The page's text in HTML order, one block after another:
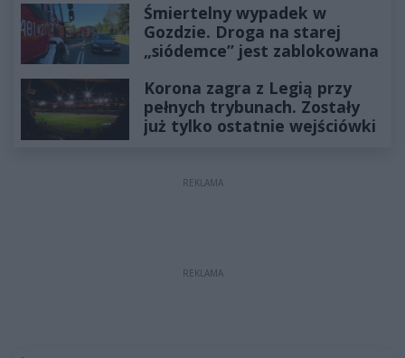
Śmiertelny wypadek w
Gozdzie. Droga na starej
„siódemce” jest zablokowana
Korona zagra z Legią przy
pełnych trybunach. Zostały
już tylko ostatnie wejściówki
REKLAMA
REKLAMA